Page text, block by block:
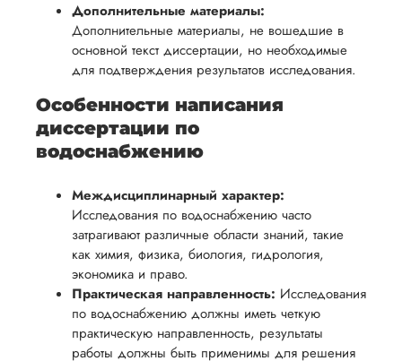
Дополнительные материалы:
Дополнительные материалы, не вошедшие в
основной текст диссертации, но необходимые
для подтверждения результатов исследования.
Особенности написания
диссертации по
водоснабжению
Междисциплинарный характер:
Исследования по водоснабжению часто
затрагивают различные области знаний, такие
как химия, физика, биология, гидрология,
экономика и право.
Практическая направленность: Исследования
по водоснабжению должны иметь четкую
практическую направленность, результаты
работы должны быть применимы для решения